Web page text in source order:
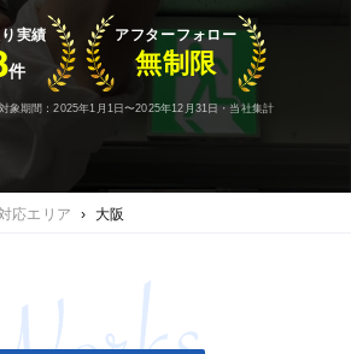
実績
件
アフターフォロー
無制限
象期間：2025年1月1日〜2025年12月31日・当社集計
応エリア › 大阪